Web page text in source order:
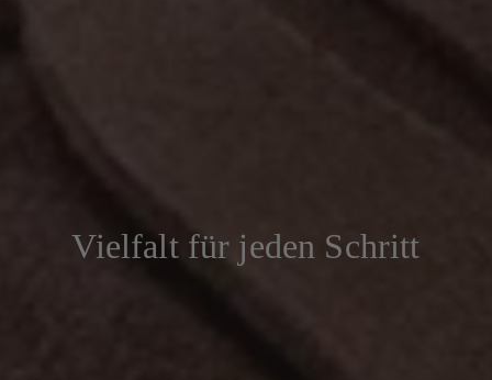
Vielfalt für jeden Schritt